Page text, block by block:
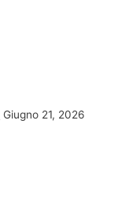
Giugno 21, 2026